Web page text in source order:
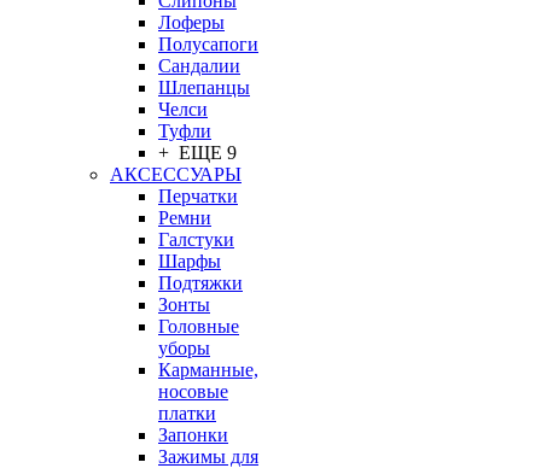
Лоферы
Полусапоги
Сандалии
Шлепанцы
Челси
Туфли
+ ЕЩЕ 9
АКСЕССУАРЫ
Перчатки
Ремни
Галстуки
Шарфы
Подтяжки
Зонты
Головные
уборы
Карманные,
носовые
платки
Запонки
Зажимы для